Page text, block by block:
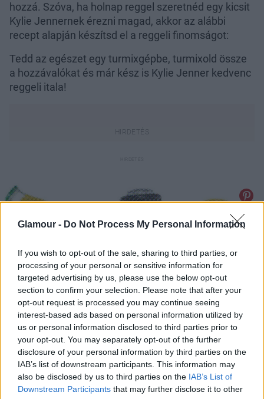
Glamour - Do Not Process My Personal Information
If you wish to opt-out of the sale, sharing to third parties, or
processing of your personal or sensitive information for
targeted advertising by us, please use the below opt-out
section to confirm your selection. Please note that after your
opt-out request is processed you may continue seeing
interest-based ads based on personal information utilized by
us or personal information disclosed to third parties prior to
your opt-out. You may separately opt-out of the further
disclosure of your personal information by third parties on the
IAB’s list of downstream participants. This information may
also be disclosed by us to third parties on the IAB’s List of
Downstream Participants that may further disclose it to other
hozzá. Szóva, ha holnap reggel szeretnéd egy kicsit
Kylie Jennernek érezni magad, akkor az alábbi
recept alapján készítsd el a reggeli finomságot:
Tedd az egészet egy turmixgépbe, turmixold össze
a hozzávalókat és már kész is Kylie Jenner kedvenc
reggeli itala!